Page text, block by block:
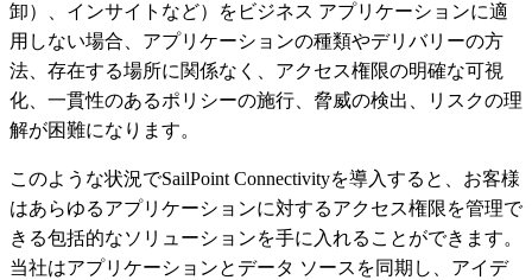
卸）、インサイトなど）をビジネス アプリケーションに適
用しない場合、アプリケーションの種類やデリバリーの方
法、存在する場所に関係なく、アクセス権限の明確な可視
化、一貫性のあるポリシーの施行、脅威の検出、リスクの理
解が困難になります。
このような状況でSailPoint Connectivityを導入すると、お客様
はあらゆるアプリケーションに対するアクセス権限を管理で
きる包括的なソリューションを手に入れることができます。
当社はアプリケーションとデータ ソースを同期し、アイデ